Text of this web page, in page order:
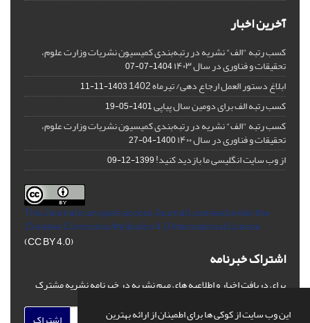
این وب سایت از کوکی ها برای اطمینان از ارائه بهترین
آخرین اخبار
کسب رتبه "الف" نشریه در رتبه‌بندی کمیسیون نشریات وزارت علوم،
تحقیقات و فناوری در سال ۱۴۰۳ 1404-07-07
ابلاغ دستور العمل ارجاع دهی/ تیرماه 1402 1403-11-11
کسب رتبه الف برای دومین سال پیاپی1401-05-19
کسب رتبه "الف" نشریه در رتبه‌بندی کمیسیون نشریات وزارت علوم،
تحقیقات و فناوری در سال ۱۴۰۰ 1400-04-27
از وب سایت انگلیسی ما بازدید کنید!1399-12-09
This Journal is an open access Journal Licensedunder the
Creative Commons Attribution 4.0 International License
(CC BY 4.0)
اشتراک خبرنامه
برای دریافت اخبار و اطلاعیه های مهم نشریه در خبرنامه نشریه مشترک